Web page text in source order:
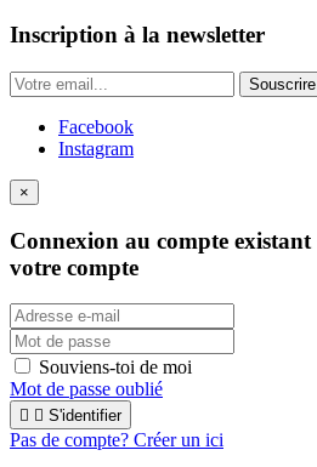
Inscription à la newsletter
Souscrire
Facebook
Instagram
×
Connexion au compte existant
votre compte
Souviens-toi de moi
Mot de passe oublié
  S'identifier
Pas de compte? Créer un ici